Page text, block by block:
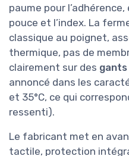
paume pour
pouce et l’index. La
classique au poignet,
thermique, pas de
clairement sur des
annoncé dans les
et 35°C, ce qui
ressenti).
Le fabricant met en
tactile, protection